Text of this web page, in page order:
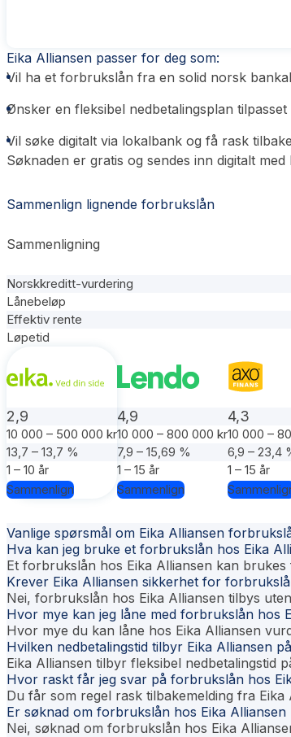
Eika Alliansen passer for deg som:
Vil ha et forbrukslån fra en solid norsk
Ønsker en fleksibel nedbetalingsplan
Vil søke digitalt via lokalbank og få rask
Søknaden er gratis og sendes inn digitalt
Sammenlign lignende forbrukslån
Sammenligning
Norskkreditt-vurdering
Lånebeløp
Effektiv rente
Løpetid
2,9
10 000 – 500 000 kr
13,7 – 13,7 %
1 – 10 år
Sammenlign
4,9
10 000 – 800 000 kr
7,9 – 15,69 %
1 – 15 år
Sammenlign
4,3
10 000 –
6,9 – 23,4
1 – 15 år
Vanlige spørsmål om Eika Alliansen
Hva kan jeg bruke et forbrukslån hos Eika
Et forbrukslån hos Eika Alliansen kan
Krever Eika Alliansen sikkerhet for
Nei, forbrukslån hos Eika Alliansen tilbys
Hvor mye kan jeg låne med forbrukslån hos
Hvor mye du kan låne hos Eika Alliansen
Hvilken nedbetalingstid tilbyr Eika Alliansen
Eika Alliansen tilbyr fleksibel nedbetalingstid
Hvor raskt får jeg svar på forbrukslån hos
Du får som regel rask tilbakemelding fra
Er søknad om forbrukslån hos Eika Alliansen
Nei, søknad om forbrukslån hos Eika